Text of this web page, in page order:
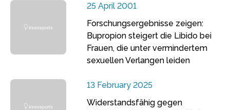
25 April 2001
Forschungsergebnisse zeigen:
Bupropion steigert die Libido bei
Frauen, die unter vermindertem
sexuellen Verlangen leiden
13 February 2025
Widerstandsfähig gegen